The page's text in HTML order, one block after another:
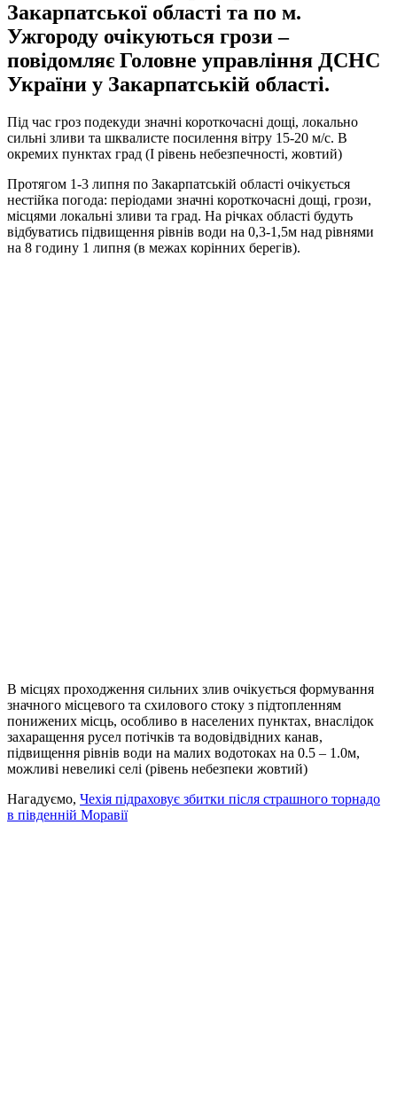
Закарпатської області та по м.
Ужгороду очікуються грози –
повідомляє Головне управління ДСНС
України у Закарпатській області.
Під час гроз подекуди значні короткочасні дощі, локально
сильні зливи та шквалисте посилення вітру 15-20 м/с. В
окремих пунктах град (І рівень небезпечності, жовтий)
Протягом 1-3 липня по Закарпатській області очікується
нестійка погода: періодами значні короткочасні дощі, грози,
місцями локальні зливи та град. На річках області будуть
відбуватись підвищення рівнів води на 0,3-1,5м над рівнями
на 8 годину 1 липня (в межах корінних берегів).
В місцях проходження сильних злив очікується формування
значного місцевого та схилового стоку з підтопленням
понижених місць, особливо в населених пунктах, внаслідок
захаращення русел потічків та водовідвідних канав,
підвищення рівнів води на малих водотоках на 0.5 – 1.0м,
можливі невеликі селі (рівень небезпеки жовтий)
Нагадуємо, Чехія підраховує збитки після страшного торнадо
в південній Моравії